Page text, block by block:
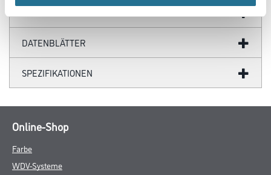
DATENBLÄTTER
SPEZIFIKATIONEN
Online-Shop
Farbe
WDV-Systeme